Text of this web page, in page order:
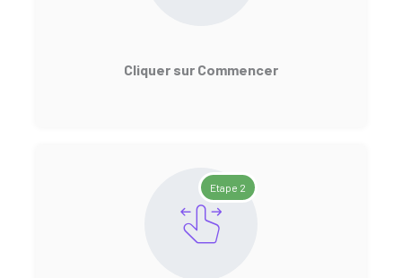
Cliquer sur Commencer
Etape 2